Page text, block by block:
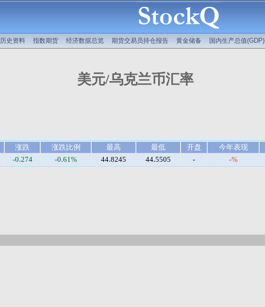
历史资料 指数期货 经济数据总览 期货交易员持仓报告 黄金储备 国内生产总值(GDP)
美元/乌克兰币汇率
涨跌 涨跌比例 最高 最低 开盘 今年表现
-0.274 -0.61% 44.8245 44.5505 - -%